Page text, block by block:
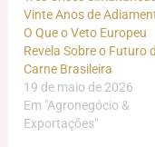
Vinte Anos de
O Que o Veto Europeu
Revela Sobre o Futuro
Carne Brasileira
19 de maio de 2026
Em "Agronegócio &
Exportações"